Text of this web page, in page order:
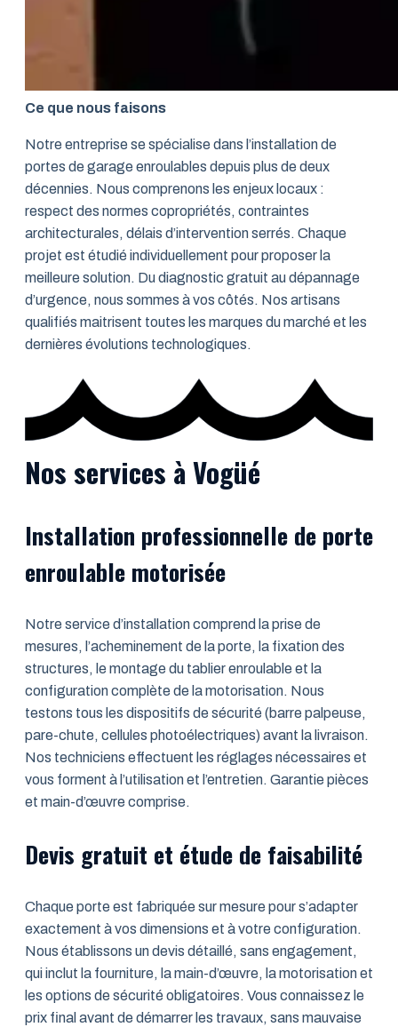
Ce que nous faisons
Notre entreprise se spécialise dans l’installation de
portes de garage enroulables depuis plus de deux
décennies. Nous comprenons les enjeux locaux :
respect des normes copropriétés, contraintes
architecturales, délais d’intervention serrés. Chaque
projet est étudié individuellement pour proposer la
meilleure solution. Du diagnostic gratuit au dépannage
d’urgence, nous sommes à vos côtés. Nos artisans
qualifiés maitrisent toutes les marques du marché et les
dernières évolutions technologiques.
Nos services à Vogüé
Installation professionnelle de porte
enroulable motorisée
Notre service d’installation comprend la prise de
mesures, l’acheminement de la porte, la fixation des
structures, le montage du tablier enroulable et la
configuration complète de la motorisation. Nous
testons tous les dispositifs de sécurité (barre palpeuse,
pare-chute, cellules photoélectriques) avant la livraison.
Nos techniciens effectuent les réglages nécessaires et
vous forment à l’utilisation et l’entretien. Garantie pièces
et main-d’œuvre comprise.
Devis gratuit et étude de faisabilité
Chaque porte est fabriquée sur mesure pour s’adapter
exactement à vos dimensions et à votre configuration.
Nous établissons un devis détaillé, sans engagement,
qui inclut la fourniture, la main-d’œuvre, la motorisation et
les options de sécurité obligatoires. Vous connaissez le
prix final avant de démarrer les travaux, sans mauvaise